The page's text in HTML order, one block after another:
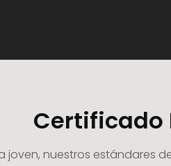
Certificado
joven, nuestros estándares